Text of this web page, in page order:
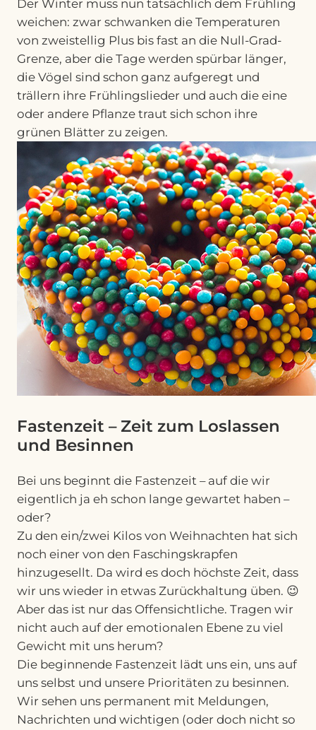
Der Winter muss nun tatsächlich dem Frühling
weichen: zwar schwanken die Temperaturen
von zweistellig Plus bis fast an die Null-Grad-
Grenze, aber die Tage werden spürbar länger,
die Vögel sind schon ganz aufgeregt und
trällern ihre Frühlingslieder und auch die eine
oder andere Pflanze traut sich schon ihre
grünen Blätter zu zeigen.
Fastenzeit – Zeit zum Loslassen
und Besinnen
Bei uns beginnt die Fastenzeit – auf die wir
eigentlich ja eh schon lange gewartet haben –
oder?
Zu den ein/zwei Kilos von Weihnachten hat sich
noch einer von den Faschingskrapfen
hinzugesellt. Da wird es doch höchste Zeit, dass
wir uns wieder in etwas Zurückhaltung üben. 😉
Aber das ist nur das Offensichtliche. Tragen wir
nicht auch auf der emotionalen Ebene zu viel
Gewicht mit uns herum?
Die beginnende Fastenzeit lädt uns ein, uns auf
uns selbst und unsere Prioritäten zu besinnen.
Wir sehen uns permanent mit Meldungen,
Nachrichten und wichtigen (oder doch nicht so